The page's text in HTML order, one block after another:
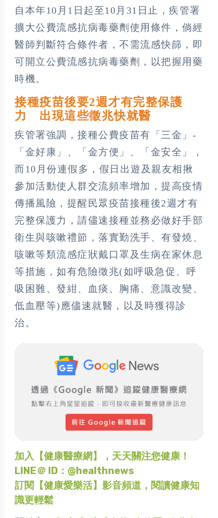
自本年10月1日起至10月31日止，疾管署
擴大公費流感抗病毒藥劑使用條件，倘經
醫師判斷符合條件者，不需流感快篩，即
可開立公費流感抗病毒藥劑，以把握用藥
時機。
接種疫苗後要2週才有完整保護
力 出現這些徵兆快就醫
疾管署強調，接種公費疫苗有「三金」-
「金好康」、「金方便」、「金安全」，
而10月份連假多，假日出遊及親友相揪
參加活動使人群交流頻率增加，提高疫情
傳播風險，提醒民眾疫苗接種後2週才有
完整保護力，請儘速接種並務必做好手部
衛生與咳嗽禮節，落實勤洗手、有發燒、
咳嗽等類流感症狀戴口罩及生病在家休息
等措施，如有危險徵兆(如呼吸急促、呼
吸困難、發紺、血痰、胸痛、意識改變、
低血壓等)應儘速就醫，以及時獲得診
治。
加入【健康醫療網】，天天關注您健康！
LINE＠ ID：@healthnews
訂閱【健康愛樂活】影音頻道，閱讀健康知
識更輕鬆